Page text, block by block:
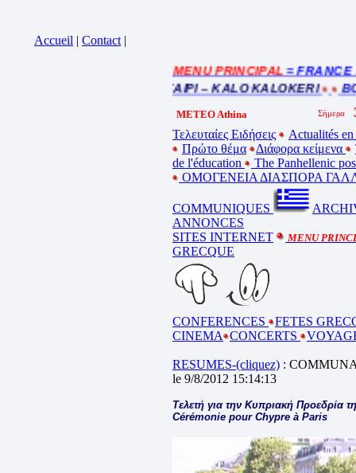
Accueil | Contact |
= MENU PRINCIPAL= FRANCE :
BEL ETE – ΚΑΛΟ ΚΑΛΟΚΑΙΡΙ – KALO KALOKERI
METEO Athina
Τελευταίες Ειδήσεις
Actualités
Πρώτο θέμα
Διάφορα κείμενα
de l'éducation
The Panhellenic
ΟΜΟΓΕΝΕΙΑ ΔΙΑΣΠΟΡΑ
COMMUNIQUES
ANNONCES
SITES INTERNET
MENU
GRECQUE
CONFERENCES
FETES
CINEMA CONCERTS
RESUMES-(cliquez) :
le 9/8/2012 15:14:13
Τελετή για την Κυπριακή Προεδρία
Cérémonie pour Chypre à Paris